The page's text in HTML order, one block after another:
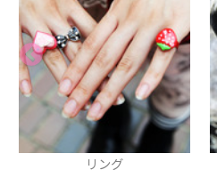
ブレスレット